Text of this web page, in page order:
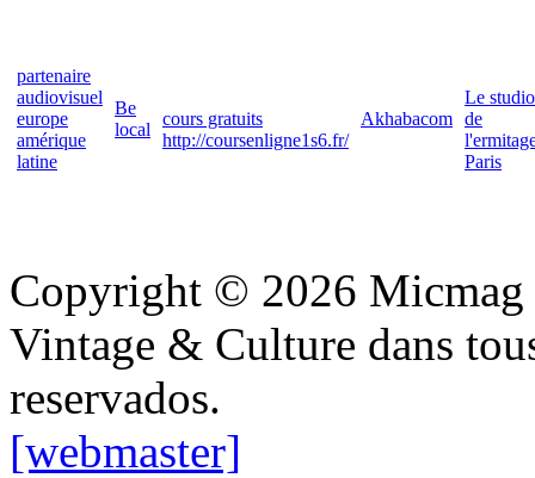
partenaire
audiovisuel
europe
amérique
latine
Be
local
cours gratuits
http://coursenligne1s6.fr/
Akhabacom
Le studio
de
Paris
Copyright © 2026 Micmag
Vintage & Culture dans
reservados.
[webmaster]